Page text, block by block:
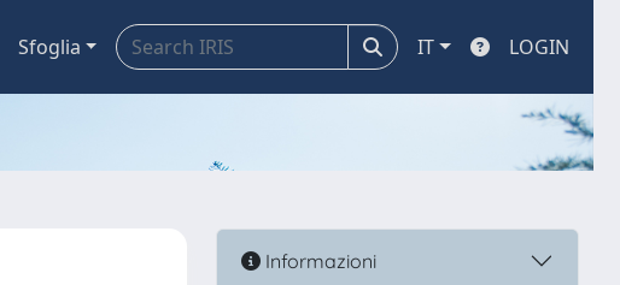
Sfoglia IT LOGIN
Informazioni